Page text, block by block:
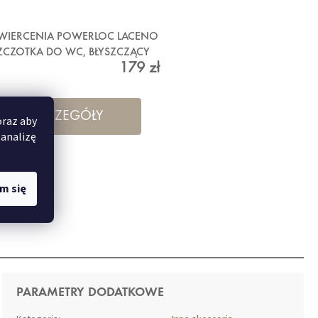
aby
się
POWERLOC LACENO
DO WC, BŁYSZCZĄCY
179 zł
SZCZEGÓŁY
PARAMETRY DODATKOWE